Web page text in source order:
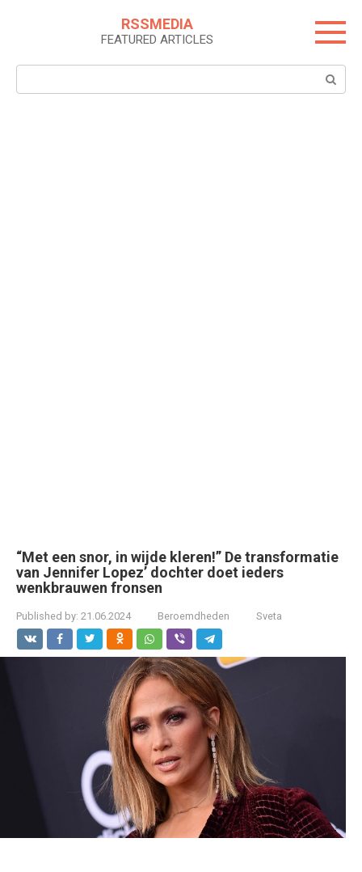
RSSMEDIA
FEATURED ARTICLES
Search:
“Met een snor, in wijde kleren!” De transformatie
van Jennifer Lopez’ dochter doet ieders
wenkbrauwen fronsen
Published by: 21.06.2024 Beroemdheden Sveta